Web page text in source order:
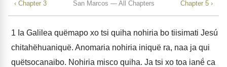
‹ Chapter 3 San Marcos — All Chapters Chapter 5 ›
1 Ia Galilea quëmapo xo tsi quiha nohiria bo tiisimati Jesú
chitahëhuaniquë. Anomaria nohiria iniquë ra, naa ja qui
quëtsocanaibo. Nohiria misco quiha. Ja tsi xo toa ianë́ ca